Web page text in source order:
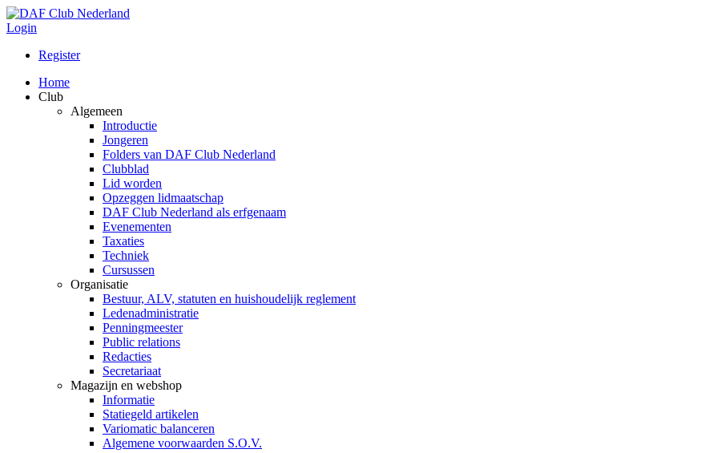
Login
Register
Home
Club
Algemeen
Introductie
Jongeren
Folders van DAF Club Nederland
Clubblad
Lid worden
Opzeggen lidmaatschap
DAF Club Nederland als erfgenaam
Evenementen
Taxaties
Techniek
Cursussen
Organisatie
Bestuur, ALV, statuten en huishoudelijk reglement
Ledenadministratie
Penningmeester
Public relations
Redacties
Secretariaat
Magazijn en webshop
Informatie
Statiegeld artikelen
Variomatic balanceren
Algemene voorwaarden S.O.V.